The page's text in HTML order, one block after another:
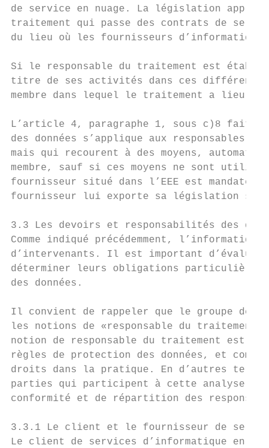
de service en nuage. La législation
traitement qui passe des contrats de
du lieu où les fournisseurs d’informatique
Si le responsable du traitement est établi
titre de ses activités dans ces différents
membre dans lequel le traitement a lieu.
L’article 4, paragraphe 1, sous c)8 fait
des données s’applique aux responsables
mais qui recourent à des moyens,
membre, sauf si ces moyens ne sont
fournisseur situé dans l’EEE est
fournisseur lui exporte sa législation sur
3.3 Les devoirs et responsabilités des
Comme indiqué précédemment,
d’intervenants. Il est important
déterminer leurs obligations
des données.
Il convient de rappeler que le groupe de
les notions de «responsable du
notion de responsable du traitement est
règles de protection des données, et
droits dans la pratique. En d’autres
parties qui participent à cette analyse
conformité et de répartition des
3.3.1 Le client et le fournisseur de
Le client de services d’informatique en